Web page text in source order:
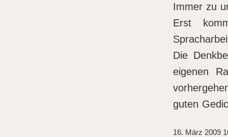
Immer zu
Erst
Die
eigenen
guten
16. März 2009